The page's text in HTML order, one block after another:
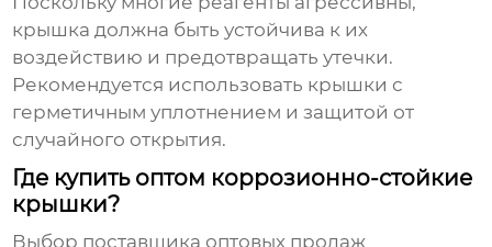
крышка должна быть устойчива к их
воздействию и предотвращать утечки.
Рекомендуется использовать крышки с
герметичным уплотнением и защитой от
случайного открытия.
Где купить оптом коррозионно-стойкие
крышки?
Выбор поставщика оптовых продаж